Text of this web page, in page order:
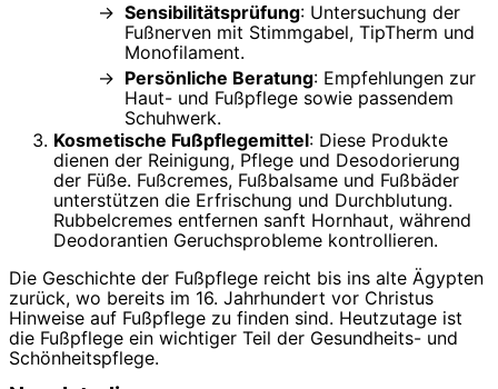
Sensibilitätsprüfung: Untersuchung der
Fußnerven mit Stimmgabel, TipTherm und
Monofilament.
Persönliche Beratung: Empfehlungen zur
Haut- und Fußpflege sowie passendem
Schuhwerk.
Kosmetische Fußpflegemittel: Diese Produkte
dienen der Reinigung, Pflege und Desodorierung
der Füße. Fußcremes, Fußbalsame und Fußbäder
unterstützen die Erfrischung und Durchblutung.
Rubbelcremes entfernen sanft Hornhaut, während
Deodorantien Geruchsprobleme kontrollieren.
Die Geschichte der Fußpflege reicht bis ins alte Ägypten
zurück, wo bereits im 16. Jahrhundert vor Christus
Hinweise auf Fußpflege zu finden sind. Heutzutage ist
die Fußpflege ein wichtiger Teil der Gesundheits- und
Schönheitspflege.